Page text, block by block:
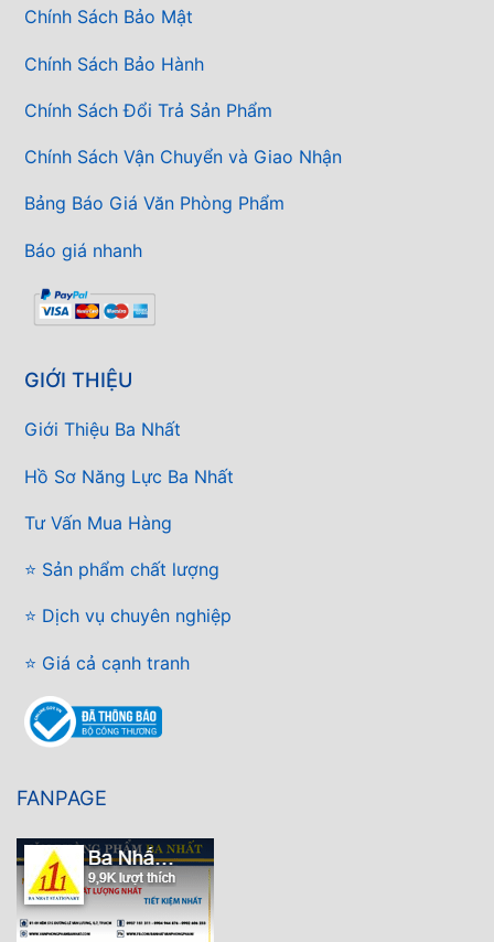
Chính Sách Bảo Mật
Chính Sách Bảo Hành
Chính Sách Đổi Trả Sản Phẩm
Chính Sách Vận Chuyển và Giao Nhận
Bảng Báo Giá Văn Phòng Phẩm
Báo giá nhanh
GIỚI THIỆU
Giới Thiệu Ba Nhất
Hồ Sơ Năng Lực Ba Nhất
Tư Vấn Mua Hàng
⭐ Sản phẩm chất lượng
⭐ Dịch vụ chuyên nghiệp
⭐ Giá cả cạnh tranh
FANPAGE